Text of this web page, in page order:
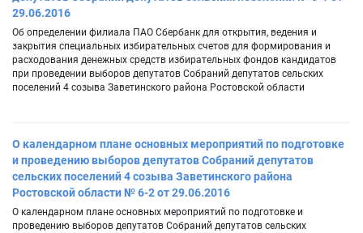
29.06.2016
Об определении филиала ПАО Сбербанк для открытия, ведения и
закрытия специальных избирательных счетов для формирования и
расходования денежных средств избирательных фондов кандидатов
при проведении выборов депутатов Собраний депутатов сельских
поселений 4 созыва Заветинского района Ростовской области
О календарном плане основных мероприятий по подготовке
и проведению выборов депутатов Собраний депутатов
сельских поселений 4 созыва Заветинского района
Ростовской области № 6-2 от 29.06.2016
О календарном плане основных мероприятий по подготовке и
проведению выборов депутатов Собраний депутатов сельских